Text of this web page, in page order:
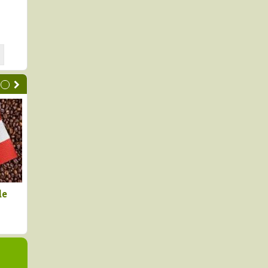
con un
en dos